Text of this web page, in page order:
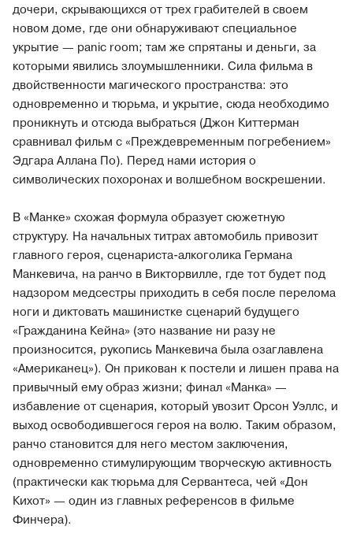
дочери, скрывающихся от трех грабителей в своем
новом доме, где они обнаруживают специальное
укрытие — panic room; там же спрятаны и деньги, за
которыми явились злоумышленники. Сила фильма в
двойственности магического пространства: это
одновременно и тюрьма, и укрытие, сюда необходимо
проникнуть и отсюда выбраться (Джон Киттерман
сравнивал фильм с «Преждевременным погребением»
Эдгара Аллана По). Перед нами история о
символических похоронах и волшебном воскрешении.
В «Манке» схожая формула образует сюжетную
структуру. На начальных титрах автомобиль привозит
главного героя, сценариста-алкоголика Германа
Манкевича, на ранчо в Викторвилле, где тот будет под
надзором медсестры приходить в себя после перелома
ноги и диктовать машинистке сценарий будущего
«Гражданина Кейна» (это название ни разу не
произносится, рукопись Манкевича была озаглавлена
«Американец»). Он прикован к постели и лишен права на
привычный ему образ жизни; финал «Манка» —
избавление от сценария, который увозит Орсон Уэллс, и
выход освободившегося героя на волю. Таким образом,
ранчо становится для него местом заключения,
одновременно стимулирующим творческую активность
(практически как тюрьма для Сервантеса, чей «Дон
Кихот» — один из главных референсов в фильме
Финчера).